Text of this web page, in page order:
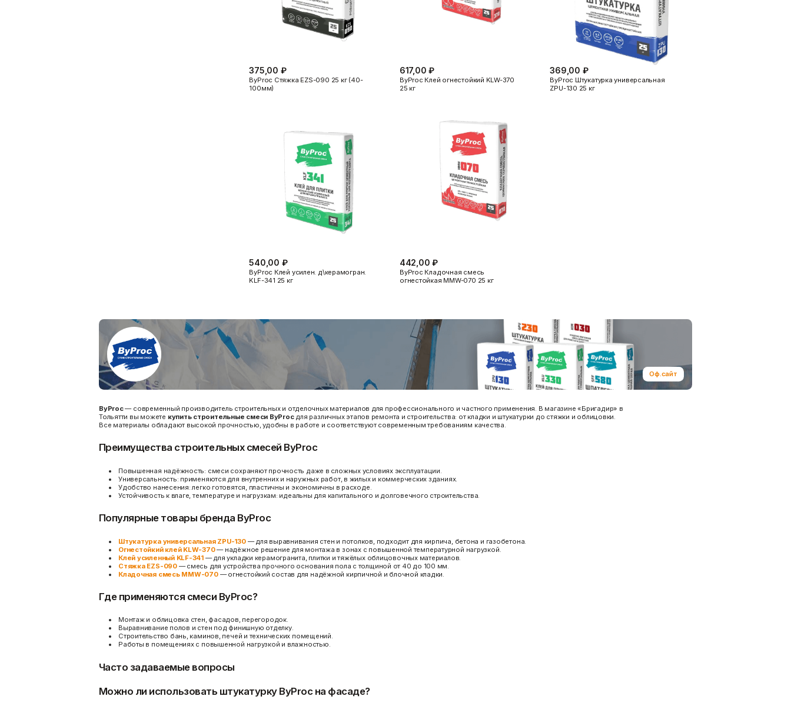
Показать больше
Теплоизоляция
Минеральная вата
Пенопласт
Цементные растворы
Цемент
Цпс
Шпаклевки
Базовая шпаклевка
Универсальная шпаклёвка
Штукатурки
Выравнивающие штукатурки
375,00 ₽
ByProc Стяжка EZS-090 25 кг (40-
100мм)
617,00 ₽
ByProc Клей огнестойкий KLW-370
25 кг
369,00 ₽
ByProc Штукатурка универсальная
ZPU-130 25 кг
540,00 ₽
ByProc Клей усилен. д\керамогран.
KLF-341 25 кг
442,00 ₽
ByProc Кладочная смесь
огнестойкая MMW-070 25 кг
Оф.сайт
ByProc— современный производитель строительных и отделочных материалов для профессионального и частного применения. В магазине «Бригадир» в
Тольятти вы можете купить строительные смеси ByProcдля различных этапов ремонта и строительства: от кладки и штукатурки до стяжки и облицовки.
Все материалы обладают высокой прочностью, удобны в работе и соответствуют современным требованиям качества.
Преимущества строительных смесей ByProc
Повышенная надёжность: смеси сохраняют прочность даже в сложных условиях эксплуатации.
Универсальность: применяются для внутренних и наружных работ, в жилых и коммерческих зданиях.
Удобство нанесения:легко готовятся, пластичны и экономичны в расходе.
Устойчивость к влаге, температуре и нагрузкам: идеальны для капитального и долговечного строительства.
Популярные товары бренда ByProc
Штукатурка универсальная ZPU-130— для выравнивания стен и потолков, подходит для кирпича, бетона и газобетона.
Огнестойкий клей KLW-370— надёжное решение для монтажа в зонах с повышенной температурной нагрузкой.
Клей усиленный KLF-341 — для укладки керамогранита, плитки и тяжёлых облицовочных материалов.
Стяжка EZS-090— смесь для устройства прочного основания пола с толщиной от 40 до 100 мм.
Кладочная смесь MMW-070— огнестойкий состав для надёжной кирпичной и блочной кладки.
Где применяются смеси ByProc?
Монтаж и облицовка стен, фасадов, перегородок.
Выравнивание полов и стен под финишную отделку.
Строительство бань, каминов, печей и технических помещений.
Работы в помещениях с повышенной нагрузкой и влажностью.
Часто задаваемые вопросы
Можно ли использовать штукатурку ByProc на фасаде?